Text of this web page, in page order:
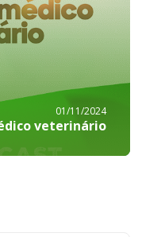
01/11/2024
veterinário